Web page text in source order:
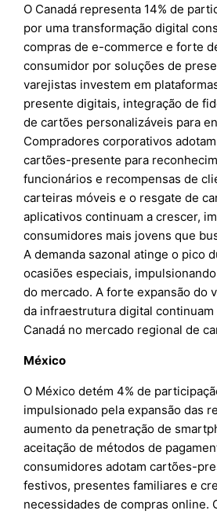
O Canadá representa 14% de
por uma transformação digital
compras de e-commerce e forte
consumidor por soluções de
varejistas investem em
presente digitais, integração de
de cartões personalizáveis para
Compradores corporativos
cartões-presente para
funcionários e recompensas de
carteiras móveis e o resgate de
aplicativos continuam a crescer,
consumidores mais jovens que
A demanda sazonal atinge o pico
ocasiões especiais,
do mercado. A forte expansão do
da infraestrutura digital continuam
Canadá no mercado regional de
México
O México detém 4% de
impulsionado pela expansão das
aumento da penetração de
aceitação de métodos de
consumidores adotam cartões-
festivos, presentes familiares e
necessidades de compras online.